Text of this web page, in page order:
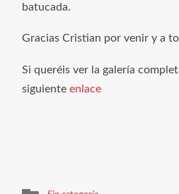
batucada.
Gracias Cristian por venir y a
Si queréis ver la galería
siguienteenlace